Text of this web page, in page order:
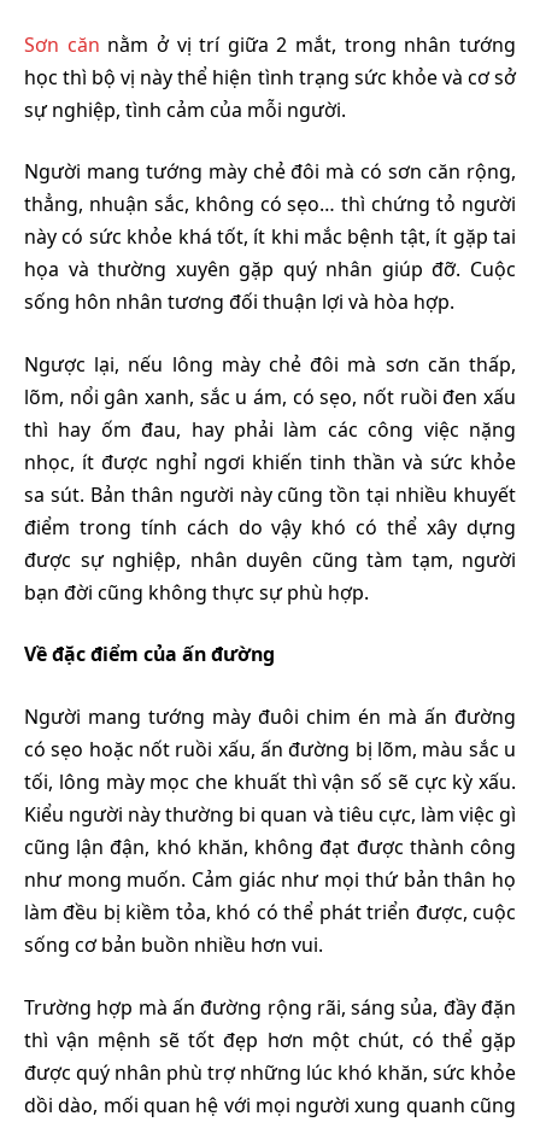
Sơn căn nằm ở vị trí giữa 2 mắt, trong nhân tướng
học thì bộ vị này thể hiện tình trạng sức khỏe và cơ sở
sự nghiệp, tình cảm của mỗi người.
Người mang tướng mày chẻ đôi mà có sơn căn rộng,
thẳng, nhuận sắc, không có sẹo… thì chứng tỏ người
này có sức khỏe khá tốt, ít khi mắc bệnh tật, ít gặp tai
họa và thường xuyên gặp quý nhân giúp đỡ. Cuộc
sống hôn nhân tương đối thuận lợi và hòa hợp.
Ngược lại, nếu lông mày chẻ đôi mà sơn căn thấp,
lõm, nổi gân xanh, sắc u ám, có sẹo, nốt ruồi đen xấu
thì hay ốm đau, hay phải làm các công việc nặng
nhọc, ít được nghỉ ngơi khiến tinh thần và sức khỏe
sa sút. Bản thân người này cũng tồn tại nhiều khuyết
điểm trong tính cách do vậy khó có thể xây dựng
được sự nghiệp, nhân duyên cũng tàm tạm, người
bạn đời cũng không thực sự phù hợp.
Về đặc điểm của ấn đường
Người mang tướng mày đuôi chim én mà ấn đường
có sẹo hoặc nốt ruồi xấu, ấn đường bị lõm, màu sắc u
tối, lông mày mọc che khuất thì vận số sẽ cực kỳ xấu.
Kiểu người này thường bi quan và tiêu cực, làm việc gì
cũng lận đận, khó khăn, không đạt được thành công
như mong muốn. Cảm giác như mọi thứ bản thân họ
làm đều bị kiềm tỏa, khó có thể phát triển được, cuộc
sống cơ bản buồn nhiều hơn vui.
Trường hợp mà ấn đường rộng rãi, sáng sủa, đầy đặn
thì vận mệnh sẽ tốt đẹp hơn một chút, có thể gặp
được quý nhân phù trợ những lúc khó khăn, sức khỏe
dồi dào, mối quan hệ với mọi người xung quanh cũng